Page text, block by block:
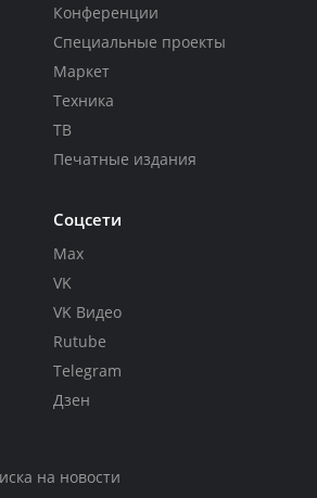
Конференции
Специальные проекты
Маркет
Техника
ТВ
Печатные издания
Соцсети
Max
VK
VK Видео
Rutube
Telegram
Дзен
на новости